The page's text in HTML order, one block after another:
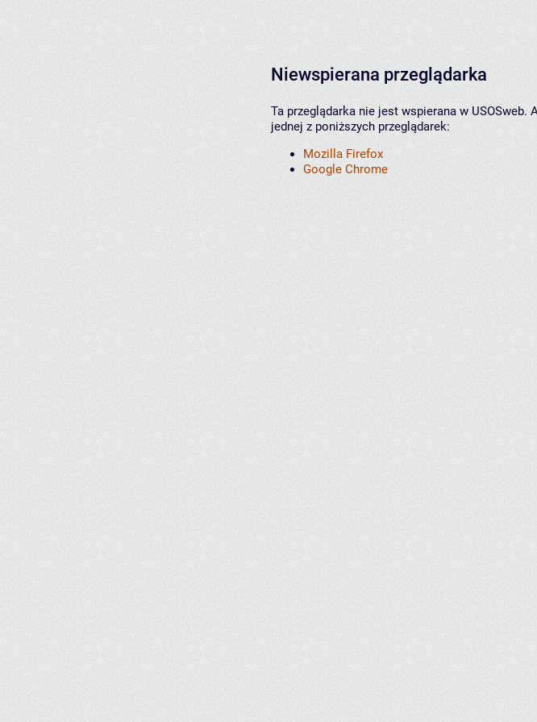
Niewspierana przeglądarka
Ta przeglądarka nie jest wspierana w
jednej z poniższych przeglądarek:
Mozilla Firefox
Google Chrome